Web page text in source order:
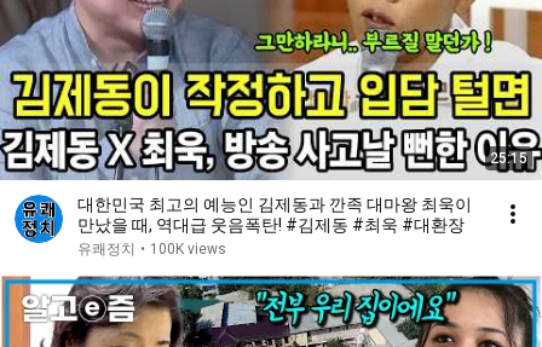
25:15
대한민국 최고의 예능인 김제동과 깐족 대마왕 최욱이
만났을 때, 역대급 웃음폭탄! #김제동 #최욱 #대환장
유쾌정치 • 100K views